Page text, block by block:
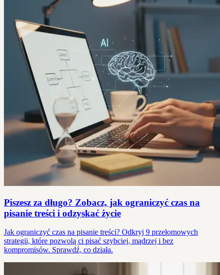
Piszesz za długo? Zobacz, jak ograniczyć czas na
pisanie treści i odzyskać życie
Jak ograniczyć czas na pisanie treści? Odkryj 9 przełomowych
strategii, które pozwolą ci pisać szybciej, mądrzej i bez
kompromisów. Sprawdź, co działa.